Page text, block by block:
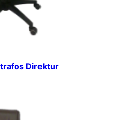
Direktur